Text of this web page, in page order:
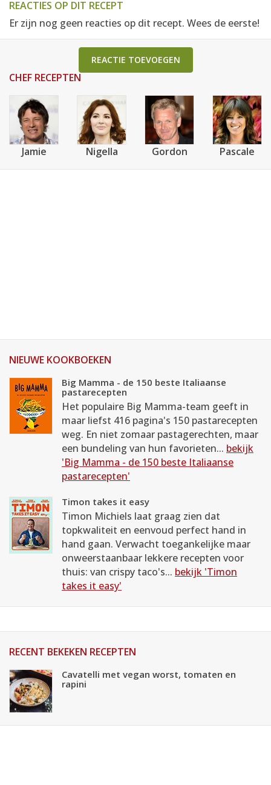
REACTIES OP DIT RECEPT
Er zijn nog geen reacties op dit recept. Wees de eerste!
REACTIE TOEVOEGEN
CHEF RECEPTEN
Jamie Nigella Gordon Pascale
NIEUWE KOOKBOEKEN
Big Mamma - de 150 beste Italiaanse
pastarecepten
Het populaire Big Mamma-team geeft in
maar liefst 416 pagina's 150 pastarecepten
weg. En niet zomaar pastagerechten, maar
een bundeling van hun favorieten... bekijk
'Big Mamma - de 150 beste Italiaanse
pastarecepten'
Timon takes it easy
Timon Michiels laat graag zien dat
topkwaliteit en eenvoud perfect hand in
hand gaan. Verwacht toegankelijke maar
onweerstaanbaar lekkere recepten voor
thuis: van crispy taco's... bekijk 'Timon
takes it easy'
RECENT BEKEKEN RECEPTEN
Cavatelli met vegan worst, tomaten en
rapini